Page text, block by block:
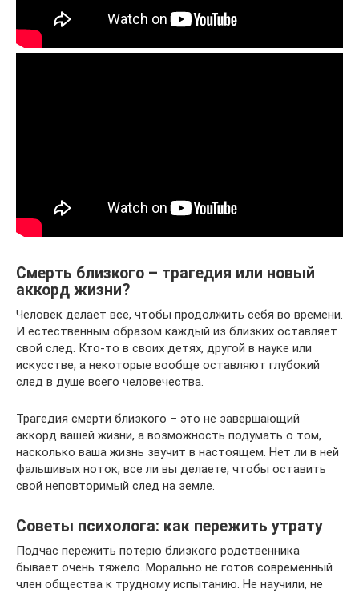
Смерть близкого – трагедия или новый
аккорд жизни?
Человек делает все, чтобы продолжить себя во времени.
И естественным образом каждый из близких оставляет
свой след. Кто-то в своих детях, другой в науке или
искусстве, а некоторые вообще оставляют глубокий
след в душе всего человечества.
Трагедия смерти близкого – это не завершающий
аккорд вашей жизни, а возможность подумать о том,
насколько ваша жизнь звучит в настоящем. Нет ли в ней
фальшивых ноток, все ли вы делаете, чтобы оставить
свой неповторимый след на земле.
Советы психолога: как пережить утрату
Подчас пережить потерю близкого родственника
бывает очень тяжело. Морально не готов современный
член общества к трудному испытанию. Не научили, не